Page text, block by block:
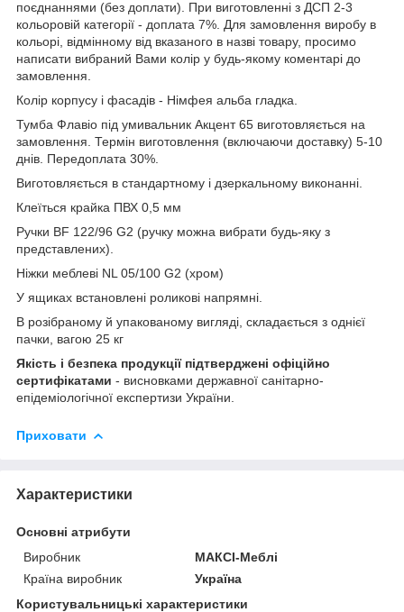
поєднаннями (без доплати). При виготовленні з ДСП 2-3
кольоровій категорії - доплата 7%. Для замовлення виробу в
кольорі, відмінному від вказаного в назві товару, просимо
написати вибраний Вами колір у будь-якому коментарі до
замовлення.
Колір корпусу і фасадів - Німфея альба гладка.
Тумба Флавіо під умивальник Акцент 65 виготовляється на
замовлення. Термін виготовлення (включаючи доставку) 5-10
днів. Передоплата 30%.
Виготовляється в стандартному і дзеркальному виконанні.
Клеїться крайка ПВХ 0,5 мм
Ручки BF 122/96 G2 (ручку можна вибрати будь-яку з
представлених).
Ніжки меблеві NL 05/100 G2 (хром)
У ящиках встановлені роликові напрямні.
В розібраному й упакованому вигляді, складається з однієї
пачки, вагою 25 кг
Якість і безпека продукції підтверджені офіційно
сертифікатами - висновками державної санітарно-
епідеміологічної експертизи України.
Приховати
Характеристики
Основні атрибути
Виробник
МАКСІ-Меблі
Країна виробник
Україна
Користувальницькі характеристики